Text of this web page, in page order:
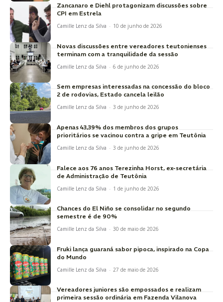
Zancanaro e Diehl protagonizam discussões sobre
CPI em Estrela
Camille Lenz da Silva - 10 de junho de 2026
Novas discussões entre vereadores teutonienses
terminam com a tranquilidade da sessão
Camille Lenz da Silva - 6 de junho de 2026
Sem empresas interessadas na concessão do bloco
2 de rodovias, Estado cancela leilão
Camille Lenz da Silva - 3 de junho de 2026
Apenas 43,39% dos membros dos grupos
prioritários se vacinou contra a gripe em Teutônia
Camille Lenz da Silva - 3 de junho de 2026
Falece aos 76 anos Terezinha Horst, ex-secretária
de Administração de Teutônia
Camille Lenz da Silva - 1 de junho de 2026
Chances do El Niño se consolidar no segundo
semestre é de 90%
Camille Lenz da Silva - 30 de maio de 2026
Fruki lança guaraná sabor pipoca, inspirado na Copa
do Mundo
Camille Lenz da Silva - 27 de maio de 2026
Vereadores juniores são empossados e realizam
primeira sessão ordinária em Fazenda Vilanova